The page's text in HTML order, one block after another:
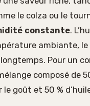
le colza ou le
constante.
ambiante, le
Pour un
composé de
goût et 50 %